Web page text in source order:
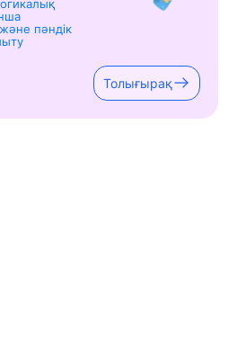
пәндік
Толығырақ